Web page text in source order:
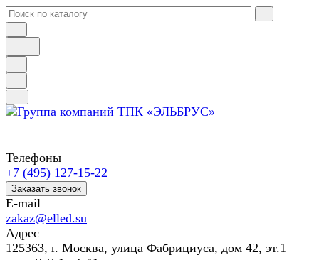
Телефоны
+7 (495) 127-15-22
Заказать звонок
E-mail
zakaz@elled.su
Адрес
125363, г. Москва, улица Фабрициуса, дом 42, эт.1